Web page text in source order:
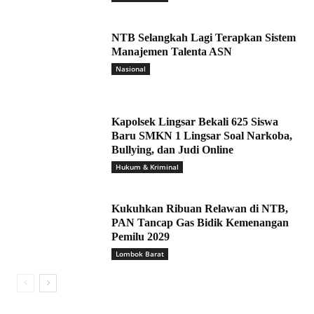
NTB Selangkah Lagi Terapkan Sistem
Manajemen Talenta ASN
Nasional
Kapolsek Lingsar Bekali 625 Siswa
Baru SMKN 1 Lingsar Soal Narkoba,
Bullying, dan Judi Online
Hukum & Kriminal
Kukuhkan Ribuan Relawan di NTB,
PAN Tancap Gas Bidik Kemenangan
Pemilu 2029
Lombok Barat